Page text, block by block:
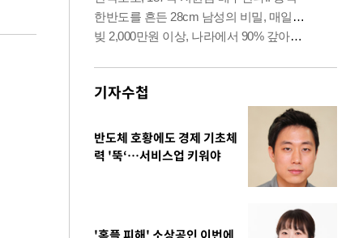
기자수첩
반도체 호황에도 경제 기초체
력 '뚝‘…서비스업 키워야